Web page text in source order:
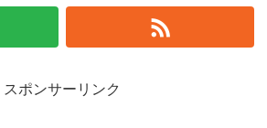
スポンサーリンク